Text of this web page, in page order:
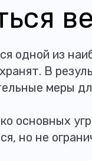
одной из
В
меры
основных
но не